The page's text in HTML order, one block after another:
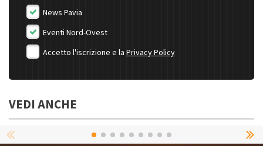
News Pavia
Eventi Nord-Ovest
Accetto l'iscrizione e la Privacy Policy
VEDI ANCHE